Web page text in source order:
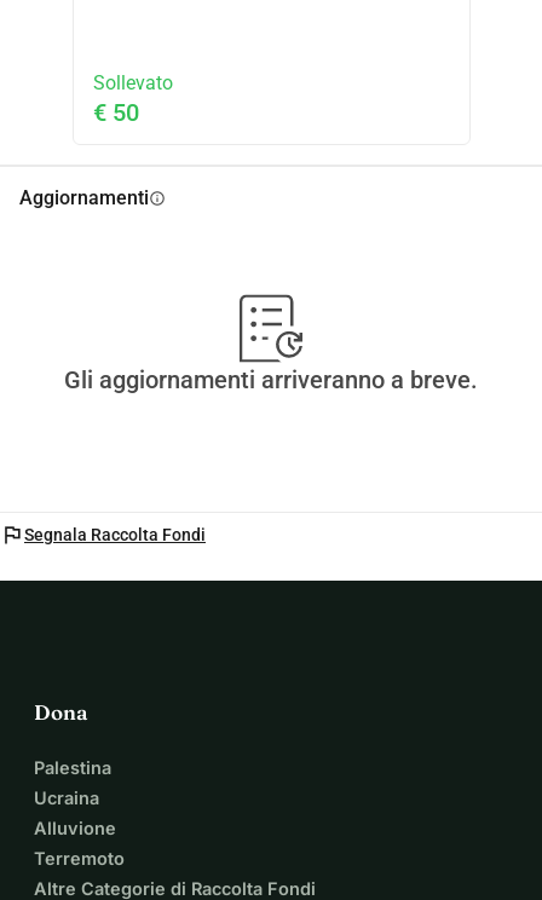
Sollevato
€ 50
Aggiornamentiinfo
Gli aggiornamenti arriveranno a breve.
flagSegnala Raccolta Fondi
Dona
Palestina
Ucraina
Alluvione
Terremoto
Altre Categorie di Raccolta Fondi